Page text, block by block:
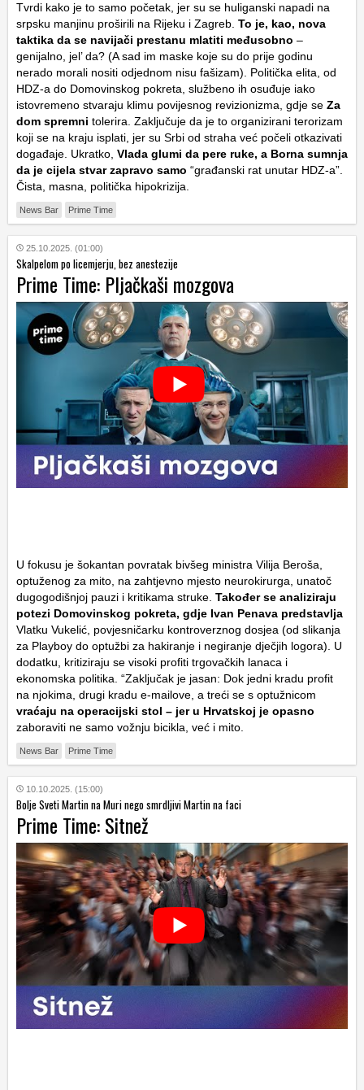
Tvrdi kako je to samo početak, jer su se huliganski napadi na
srpsku manjinu proširili na Rijeku i Zagreb. To je, kao, nova
taktika da se navijači prestanu mlatiti međusobno –
genijalno, jel’ da? (A sad im maske koje su do prije godinu
nerado morali nositi odjednom nisu fašizam). Politička elita, od
HDZ-a do Domovinskog pokreta, službeno ih osuđuje iako
istovremeno stvaraju klimu povijesnog revizionizma, gdje se Za
dom spremni tolerira. Zaključuje da je to organizirani terorizam
koji se na kraju isplati, jer su Srbi od straha već počeli otkazivati
događaje. Ukratko, Vlada glumi da pere ruke, a Borna sumnja
da je cijela stvar zapravo samo “građanski rat unutar HDZ-a”.
Čista, masna, politička hipokrizija.
News Bar Prime Time
25.10.2025. (01:00)
Skalpelom po licemjerju, bez anestezije
Prime Time: Pljačkaši mozgova
U fokusu je šokantan povratak bivšeg ministra Vilija Beroša,
optuženog za mito, na zahtjevno mjesto neurokirurga, unatoč
dugogodišnjoj pauzi i kritikama struke. Također se analiziraju
potezi Domovinskog pokreta, gdje Ivan Penava predstavlja
Vlatku Vukelić, povjesničarku kontroverznog dosjea (od slikanja
za Playboy do optužbi za hakiranje i negiranje dječjih logora). U
dodatku, kritiziraju se visoki profiti trgovačkih lanaca i
ekonomska politika. “Zaključak je jasan: Dok jedni kradu profit
na njokima, drugi kradu e-mailove, a treći se s optužnicom
vraćaju na operacijski stol – jer u Hrvatskoj je opasno
zaboraviti ne samo vožnju bicikla, već i mito.
News Bar Prime Time
10.10.2025. (15:00)
Bolje Sveti Martin na Muri nego smrdljivi Martin na faci
Prime Time: Sitnež